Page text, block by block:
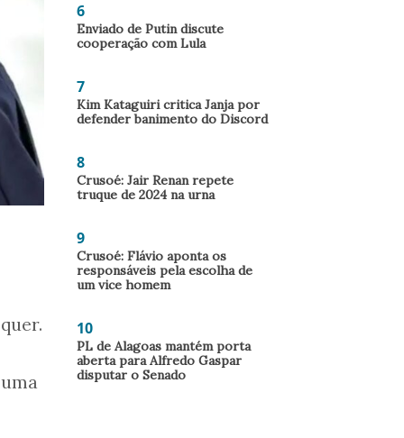
6
Enviado de Putin discute
cooperação com Lula
7
Kim Kataguiri critica Janja por
defender banimento do Discord
8
Crusoé: Jair Renan repete
truque de 2024 na urna
9
Crusoé: Flávio aponta os
responsáveis pela escolha de
um vice homem
10
PL de Alagoas mantém porta
aberta para Alfredo Gaspar
disputar o Senado